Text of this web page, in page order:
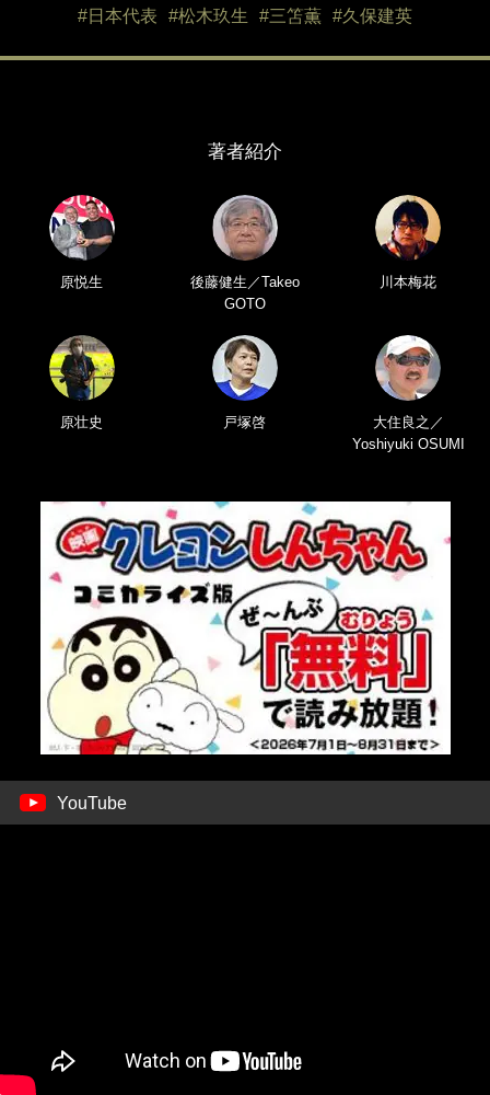
#日本代表
#松木玖生 #三笘薫 #久保建英
著者紹介
原悦生
後藤健生／Takeo
GOTO
川本梅花
原壮史 戸塚啓
大住良之／
Yoshiyuki OSUMI
YouTube